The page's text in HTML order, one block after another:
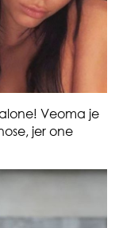
Veoma je
jer one